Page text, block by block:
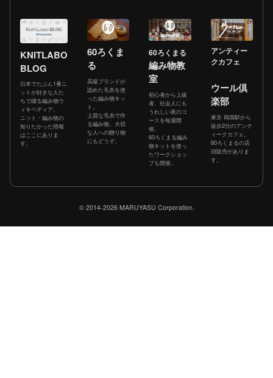
KNITLABO
BLOG
日本でたぶん1番ニ
ットが好きな人た
ちで綴る編み物ウ
ィキペディア。
ニット・編み物の
知りたかった情報
はここにありま
す。
60ろくま
る
高級ブランドが
認めた毛糸を使
った編み物キッ
ト。
上質な毛糸で作
る編み物。大切
な人への贈り物
にもどうぞ。
60ろくまる
編み物教
室
初心者から上級
者、社会人にも
うれしい夜のコ
ースを毎週開
催。
60ろくまる編み
物キットを使っ
たワークショッ
プも開催。
アンティー
クカフェ
ウール倶
楽部
東京 両国駅から
徒歩2分のアンテ
ィークカフェ。
60ろくまるの店
頭販売がありま
す。
© 2014-2026 MARUYASU Corporation.